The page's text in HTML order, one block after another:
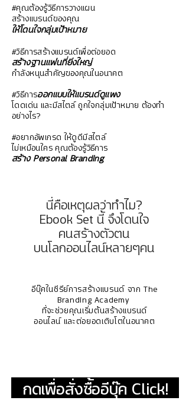
#คุณต้องรู้วิธีการวางแผน
สร้างแบรนด์ของคุณ
ให้โดนใจกลุ่มเป้าหมาย
#วิธีการสร้างแบรนด์เพื่อต่อยอด
สร้างฐานแฟนที่ยิ่งใหญ่
กำลังหนุนสำคัญของคุณในอนาคต
#วิธีการออกแบบให้แบรนด์ดูแพง
โดดเด่น และมีสไตล์ ถูกใจกลุ่มเป้าหมาย ต้องทำ
อย่างไร?
#อยากอัพเกรด ให้ดูดีมีสไตล์
ไม่เหมือนใครคุณต้องรู้วิธีการ
สร้างPersonal Branding
นี่คือเหตุผลว่าทำไม?
Ebook Set นี้ จึงโดนใจ
คนสร้างตัวตน
บนโลกออนไลน์หลายๆคน
อีบุ๊คในซีรีย์การสร้างแบรนด์ จาก The
Branding Academy
ที่จะช่วยคุณเริ่มต้นสร้างแบรนด์
ออนไลน์ และต่อยอดเติบโตในอนาคต
กดเพื่อสั่งซื้ออีบุ๊ค Click!